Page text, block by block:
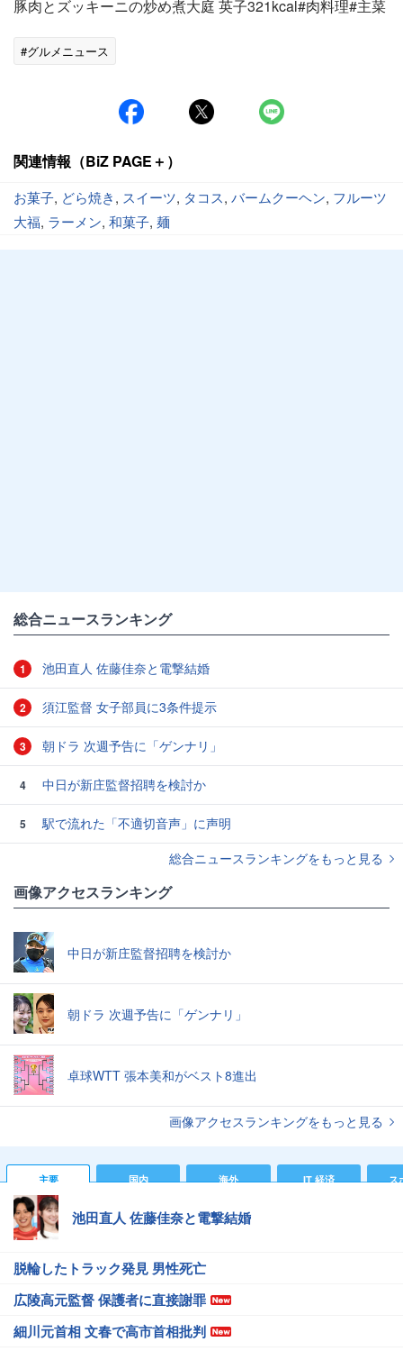
豚肉とズッキーニの炒め煮大庭 英子321kcal#肉料理#主菜
#グルメニュース
関連情報（BiZ PAGE＋）
お菓子, どら焼き, スイーツ, タコス, バームクーヘン, フルーツ
大福, ラーメン, 和菓子, 麺
総合ニュースランキング
1 池田直人 佐藤佳奈と電撃結婚
2 須江監督 女子部員に3条件提示
3 朝ドラ 次週予告に「ゲンナリ」
4 中日が新庄監督招聘を検討か
5
駅で流れた「不適切音声」に声明
総合ニュースランキングをもっと見る
画像アクセスランキング
中日が新庄監督招聘を検討か
朝ドラ 次週予告に「ゲンナリ」
卓球WTT 張本美和がベスト8進出
画像アクセスランキングをもっと見る
主要 国内 海外 IT 経済 ス
池田直人 佐藤佳奈と電撃結婚
脱輪したトラック発見 男性死亡
広陵高元監督 保護者に直接謝罪
細川元首相 文春で高市首相批判